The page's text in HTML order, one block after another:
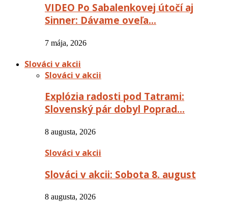
VIDEO Po Sabalenkovej útočí aj
Sinner: Dávame oveľa…
7 mája, 2026
Slováci v akcii
Slováci v akcii
Explózia radosti pod Tatrami:
Slovenský pár dobyl Poprad…
8 augusta, 2026
Slováci v akcii
Slováci v akcii: Sobota 8. august
8 augusta, 2026